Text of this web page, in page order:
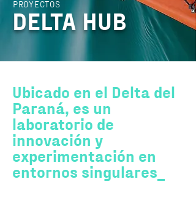
PROYECTOS
DELTA HUB
Ubicado en el Delta del
Paraná, es un
laboratorio de
innovación y
experimentación en
entornos singulares_